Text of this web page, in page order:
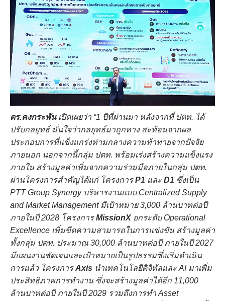
ดร.คงกระพันเปิดเผยว่า “1 ปีที่ผ่านมา หลังจากที่ ปตท. ได้
ปรับกลยุทธ์ มั่นใจว่ากลยุทธ์มาถูกทาง สะท้อนจากผล
ประกอบการที่แข็งแกร่งท่ามกลางความท้าทายจากปัจจัย
ภายนอก นอกจากนี้กลุ่ม ปตท. พร้อมเร่งสร้างความแข็งแรง
ภายใน สร้างมูลค่าเพิ่มจากความร่วมมือภายในกลุ่ม ปตท.
ผ่านโครงการสำคัญได้แก่ โครงการP1 และ D1 ซึ่งเป็น
PTT Group Synergy บริหารงานแบบ Centralized Supply
and Market Management มีเป้าหมาย 3,000 ล้านบาทต่อปี
ภายในปี 2028 โครงการMissionX ยกระดับ Operational
Excellence เพิ่มขีดความสามารถในการแข่งขัน สร้างมูลค่า
ทั้งกลุ่ม ปตท. ประมาณ 30,000 ล้านบาทต่อปี ภายในปี 2027
มีแผนงานชัดเจนและเป้าหมายเป็นรูปธรรมซึ่งเริ่มดำเนิน
การแล้ว โครงการAxis นำเทคโนโลยีดิจิทัลและ AI มาเพิ่ม
ประสิทธิภาพการทำงาน ซึ่งจะสร้างมูลค่าได้อีก 11,000
ล้านบาทต่อปี ภายในปี 2029 รวมถึงการทำ Asset